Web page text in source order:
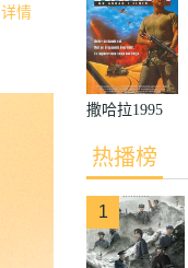
详情
撒哈拉1995
热播榜
1